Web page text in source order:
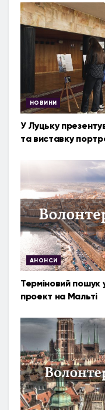
НОВИНИ
У Луцьку
та виставку
АНОНСИ
Терміновий пошук
проект на Мальті